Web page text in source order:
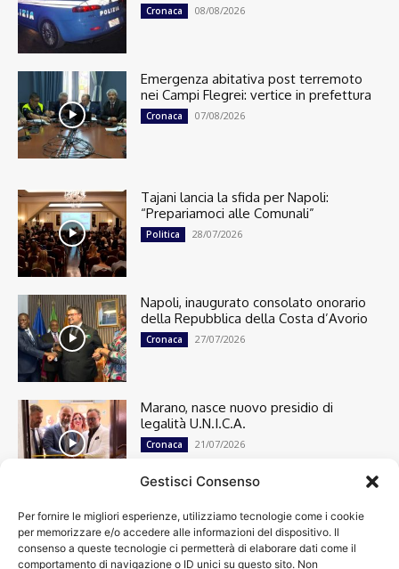
Gestisci Consenso
Per fornire le migliori esperienze, utilizziamo tecnologie come i cookie
per memorizzare e/o accedere alle informazioni del dispositivo. Il
consenso a queste tecnologie ci permetterà di elaborare dati come il
comportamento di navigazione o ID unici su questo sito. Non
Cronaca 08/08/2026
Emergenza abitativa post terremoto
nei Campi Flegrei: vertice in prefettura
Cronaca 07/08/2026
Tajani lancia la sfida per Napoli:
“Prepariamoci alle Comunali”
Politica 28/07/2026
Napoli, inaugurato consolato onorario
della Repubblica della Costa d’Avorio
Cronaca 27/07/2026
Marano, nasce nuovo presidio di
legalità U.N.I.C.A.
Cronaca 21/07/2026
Cronaca
13501
Attualità
7305
top